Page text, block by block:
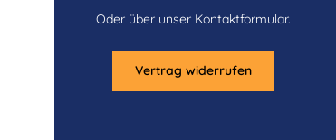
Oder über unser Kontaktformular.
Vertrag widerrufen